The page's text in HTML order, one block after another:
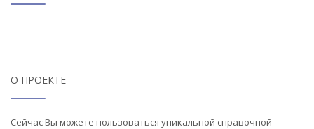
О ПРОЕКТЕ
Сейчас Вы можете пользоваться уникальной справочной